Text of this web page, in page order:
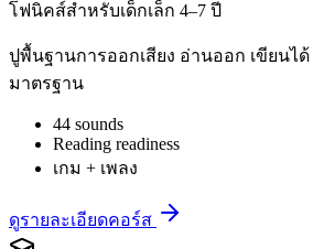
โฟนิคส์สำหรับเด็กเล็ก 4–7 ปี
ปูพื้นฐานการออกเสียง อ่านออก เขียนได้
มาตรฐาน
44 sounds
Reading readiness
เกม + เพลง
ดูรายละเอียดคอร์ส